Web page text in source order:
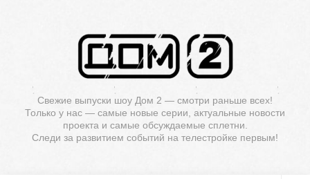
Свежие выпуски шоу Дом 2 — смотри раньше всех!
Только у нас — самые новые серии, актуальные новости
проекта и самые обсуждаемые сплетни.
Следи за развитием событий на телестройке первым!